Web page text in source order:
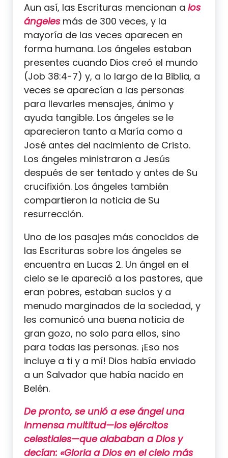
Aun así, las Escrituras mencionan a los
ángelesmás de 300 veces, y la
mayoría de las veces aparecen en
forma humana. Los ángeles estaban
presentes cuando Dios creó el mundo
(Job 38:4-7) y, a lo largo de la Biblia, a
veces se aparecían a las personas
para llevarles mensajes, ánimo y
ayuda tangible. Los ángeles se le
aparecieron tanto a María como a
José antes del nacimiento de Cristo.
Los ángeles ministraron a Jesús
después de ser tentado y antes de Su
crucifixión. Los ángeles también
compartieron la noticia de Su
resurrección.
Uno de los pasajes más conocidos de
las Escrituras sobre los ángeles se
encuentra en Lucas 2. Un ángel en el
cielo se le apareció a los pastores, que
eran pobres, estaban sucios y a
menudo marginados de la sociedad, y
les comunicó una buena noticia de
gran gozo, no solo para ellos, sino
para todas las personas. ¡Eso nos
incluye a ti y a mí! Dios había enviado
a un Salvador que había nacido en
Belén.
De pronto, se unió a ese ángel una
inmensa multitud—los ejércitos
celestiales—que alababan a Dios y
decían: «Gloria a Dios en el cielo más